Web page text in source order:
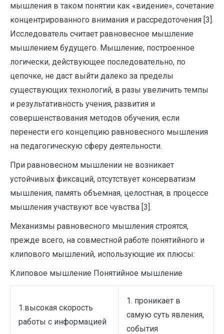
мышления в таком понятии как «видение», сочетание
концентрированного внимания и рассредоточения [3].
Исследователь считает равновесное мышление
мышлением будущего. Мышление, построенное
логически, действующее последовательно, по
цепочке, не даст выйти далеко за пределы
существующих технологий, в разы увеличить темпы
и результативность учения, развития и
совершенствования методов обучения, если
перенести его концепцию равновесного мышления
на педагогическую сферу деятельности.
При равновесном мышлении не возникает
устойчивых фиксаций, отсутствует консерватизм
мышления, память объемная, целостная, в процессе
мышления участвуют все чувства [3].
Механизмы равновесного мышления строятся,
прежде всего, на совместной работе понятийного и
клипового мышлений, использующие их плюсы:
Клиповое мышление Понятийное мышление
1.высокая скорость
работы с информацией
1. проникает в
самую суть явления,
события